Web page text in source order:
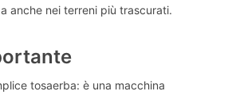
anche nei terreni più trascurati.
tosaerba: è una macchina